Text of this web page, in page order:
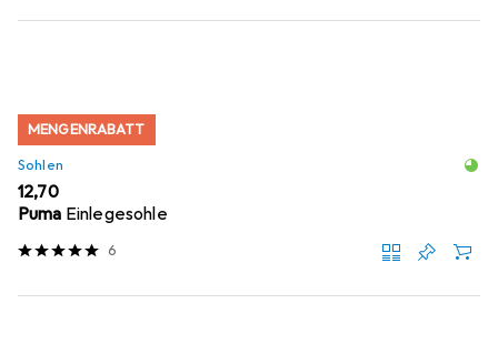
MENGENRABATT
Sohlen
EUR
12,70
Puma Einlegesohle
6